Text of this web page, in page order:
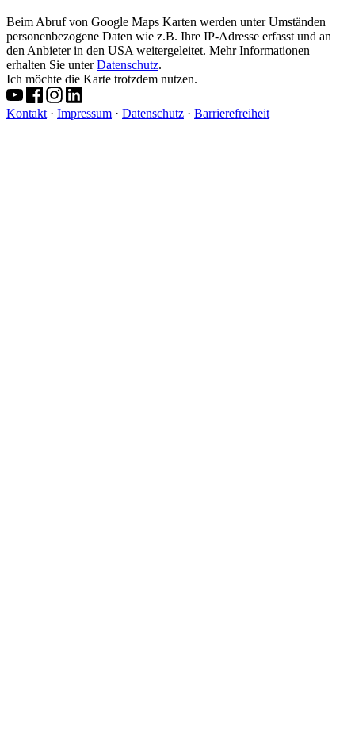
Beim Abruf von Google Maps Karten werden unter Umständen
personenbezogene Daten wie z.B. Ihre IP-Adresse erfasst und an
den Anbieter in den USA weitergeleitet. Mehr Informationen
erhalten Sie unterDatenschutz.
Ich möchte die Karte trotzdem nutzen.
Kontakt · Impressum · Datenschutz · Barrierefreiheit